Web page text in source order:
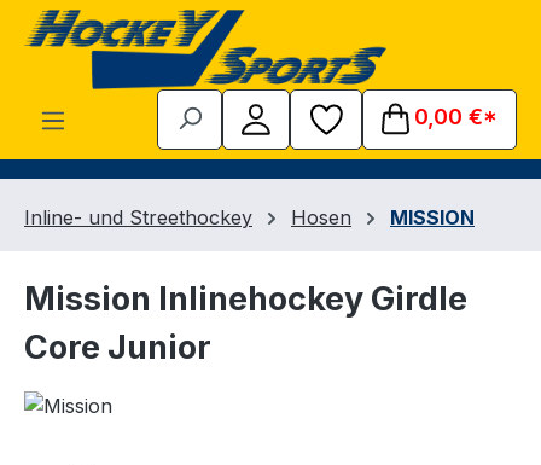
Zum Hauptinhalt springen
0,00 €*
Inline- und Streethockey Hosen MISSION
Mission Inlinehockey Girdle
Core Junior